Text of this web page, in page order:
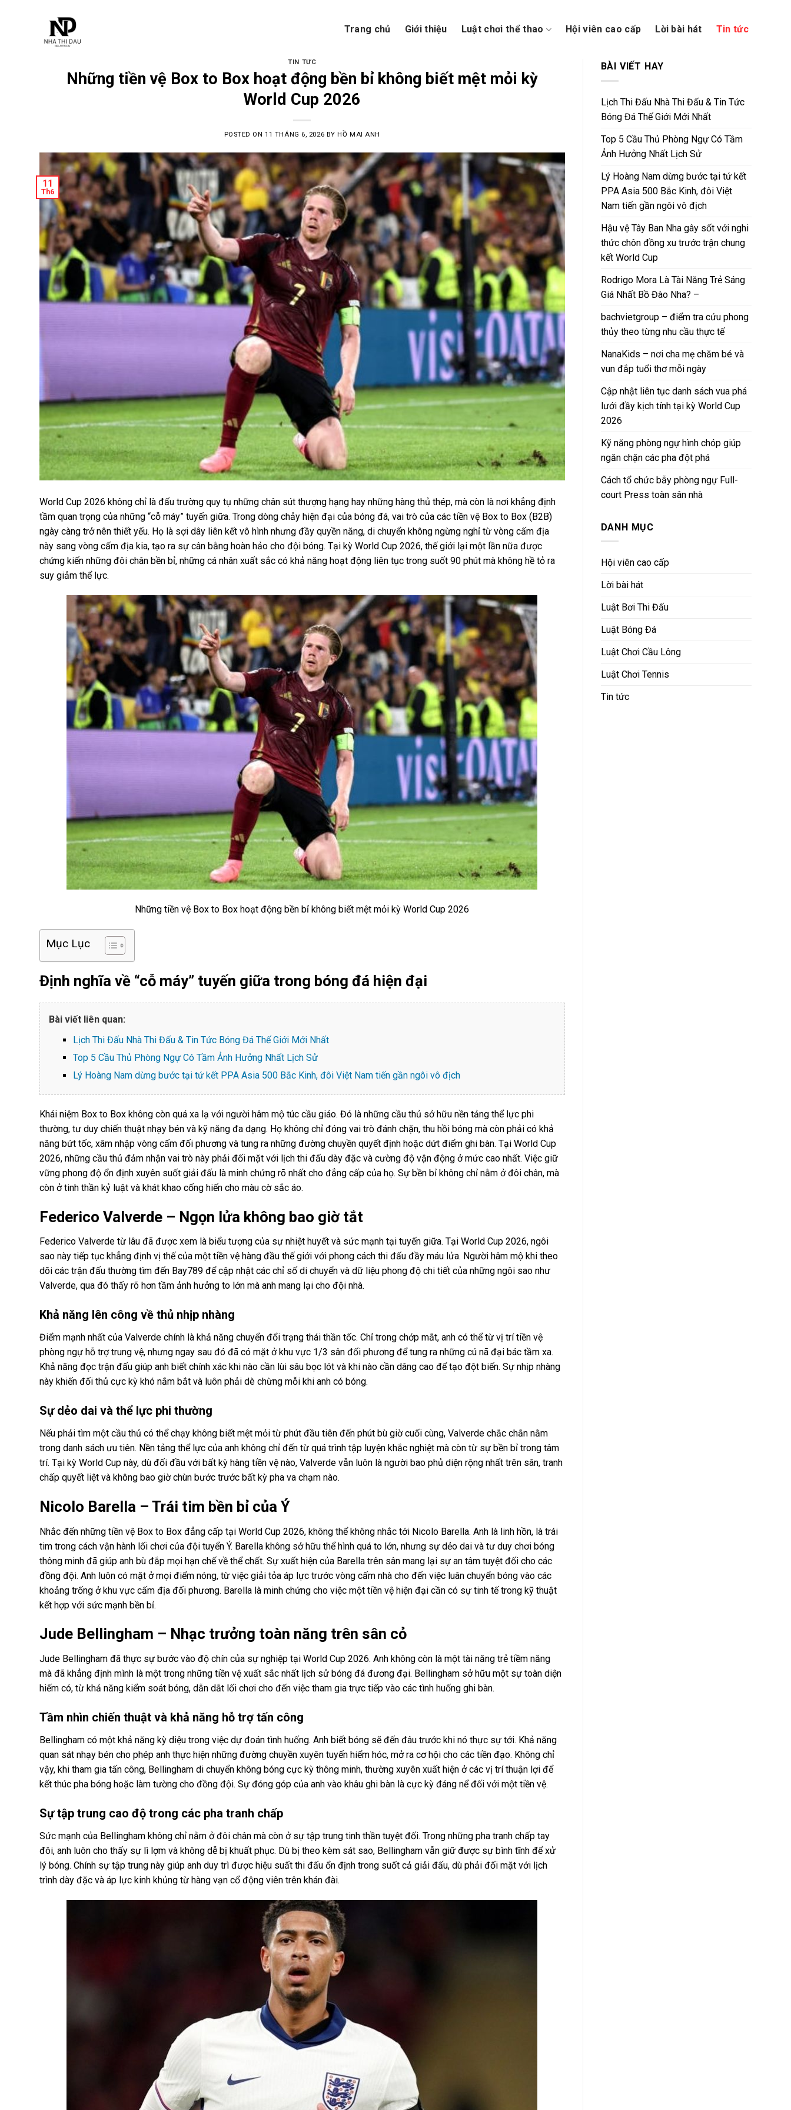
Trang chủ Giới thiệu Luật chơi thể thao Hội viên cao cấp Lời bài hát Tin tức
TIN TỨC
Những tiền vệ Box to Box hoạt động bền bỉ không biết mệt mỏi kỳ
World Cup 2026
POSTED ON11 THÁNG 6, 2026 BYHỒ MAI ANH
11
Th6
World Cup 2026 không chỉ là đấu trường quy tụ những chân sút thượng hạng hay những hàng thủ thép, mà còn là nơi khẳng định
tầm quan trọng của những “cỗ máy” tuyến giữa. Trong dòng chảy hiện đại của bóng đá, vai trò của các tiền vệ Box to Box (B2B)
ngày càng trở nên thiết yếu. Họ là sợi dây liên kết vô hình nhưng đầy quyền năng, di chuyển không ngừng nghỉ từ vòng cấm địa
này sang vòng cấm địa kia, tạo ra sự cân bằng hoàn hảo cho đội bóng. Tại kỳ World Cup 2026, thế giới lại một lần nữa được
chứng kiến những đôi chân bền bỉ, những cá nhân xuất sắc có khả năng hoạt động liên tục trong suốt 90 phút mà không hề tỏ ra
suy giảm thể lực.
Những tiền vệ Box to Box hoạt động bền bỉ không biết mệt mỏi kỳ World Cup 2026
Mục Lục
Định nghĩa về “cỗ máy” tuyến giữa trong bóng đá hiện đại
Bài viết liên quan:
Lịch Thi Đấu Nhà Thi Đấu & Tin Tức Bóng Đá Thế Giới Mới Nhất
Top 5 Cầu Thủ Phòng Ngự Có Tầm Ảnh Hưởng Nhất Lịch Sử
Lý Hoàng Nam dừng bước tại tứ kết PPA Asia 500 Bắc Kinh, đôi Việt Nam tiến gần ngôi vô địch
Khái niệm Box to Box không còn quá xa lạ với người hâm mộ túc cầu giáo. Đó là những cầu thủ sở hữu nền tảng thể lực phi
thường, tư duy chiến thuật nhạy bén và kỹ năng đa dạng. Họ không chỉ đóng vai trò đánh chặn, thu hồi bóng mà còn phải có khả
năng bứt tốc, xâm nhập vòng cấm đối phương và tung ra những đường chuyền quyết định hoặc dứt điểm ghi bàn. Tại World Cup
2026, những cầu thủ đảm nhận vai trò này phải đối mặt với lịch thi đấu dày đặc và cường độ vận động ở mức cao nhất. Việc giữ
vững phong độ ổn định xuyên suốt giải đấu là minh chứng rõ nhất cho đẳng cấp của họ. Sự bền bỉ không chỉ nằm ở đôi chân, mà
còn ở tinh thần kỷ luật và khát khao cống hiến cho màu cờ sắc áo.
Federico Valverde – Ngọn lửa không bao giờ tắt
Federico Valverde từ lâu đã được xem là biểu tượng của sự nhiệt huyết và sức mạnh tại tuyến giữa. Tại World Cup 2026, ngôi
sao này tiếp tục khẳng định vị thế của một tiền vệ hàng đầu thế giới với phong cách thi đấu đầy máu lửa. Người hâm mộ khi theo
dõi các trận đấu thường tìm đến Bay789 để cập nhật các chỉ số di chuyển và dữ liệu phong độ chi tiết của những ngôi sao như
Valverde, qua đó thấy rõ hơn tầm ảnh hưởng to lớn mà anh mang lại cho đội nhà.
Khả năng lên công về thủ nhịp nhàng
Điểm mạnh nhất của Valverde chính là khả năng chuyển đổi trạng thái thần tốc. Chỉ trong chớp mắt, anh có thể từ vị trí tiền vệ
phòng ngự hỗ trợ trung vệ, nhưng ngay sau đó đã có mặt ở khu vực 1/3 sân đối phương để tung ra những cú nã đại bác tầm xa.
Khả năng đọc trận đấu giúp anh biết chính xác khi nào cần lùi sâu bọc lót và khi nào cần dâng cao để tạo đột biến. Sự nhịp nhàng
này khiến đối thủ cực kỳ khó nắm bắt và luôn phải dè chừng mỗi khi anh có bóng.
Sự dẻo dai và thể lực phi thường
Nếu phải tìm một cầu thủ có thể chạy không biết mệt mỏi từ phút đầu tiên đến phút bù giờ cuối cùng, Valverde chắc chắn nằm
trong danh sách ưu tiên. Nền tảng thể lực của anh không chỉ đến từ quá trình tập luyện khắc nghiệt mà còn từ sự bền bỉ trong tâm
trí. Tại kỳ World Cup này, dù đối đầu với bất kỳ hàng tiền vệ nào, Valverde vẫn luôn là người bao phủ diện rộng nhất trên sân, tranh
chấp quyết liệt và không bao giờ chùn bước trước bất kỳ pha va chạm nào.
Nicolo Barella – Trái tim bền bỉ của Ý
Nhắc đến những tiền vệ Box to Box đẳng cấp tại World Cup 2026, không thể không nhắc tới Nicolo Barella. Anh là linh hồn, là trái
tim trong cách vận hành lối chơi của đội tuyển Ý. Barella không sở hữu thể hình quá to lớn, nhưng sự dẻo dai và tư duy chơi bóng
thông minh đã giúp anh bù đắp mọi hạn chế về thể chất. Sự xuất hiện của Barella trên sân mang lại sự an tâm tuyệt đối cho các
đồng đội. Anh luôn có mặt ở mọi điểm nóng, từ việc giải tỏa áp lực trước vòng cấm nhà cho đến việc luân chuyển bóng vào các
khoảng trống ở khu vực cấm địa đối phương. Barella là minh chứng cho việc một tiền vệ hiện đại cần có sự tinh tế trong kỹ thuật
kết hợp với sức mạnh bền bỉ.
Jude Bellingham – Nhạc trưởng toàn năng trên sân cỏ
Jude Bellingham đã thực sự bước vào độ chín của sự nghiệp tại World Cup 2026. Anh không còn là một tài năng trẻ tiềm năng
mà đã khẳng định mình là một trong những tiền vệ xuất sắc nhất lịch sử bóng đá đương đại. Bellingham sở hữu một sự toàn diện
hiếm có, từ khả năng kiểm soát bóng, dẫn dắt lối chơi cho đến việc tham gia trực tiếp vào các tình huống ghi bàn.
Tầm nhìn chiến thuật và khả năng hỗ trợ tấn công
Bellingham có một khả năng kỳ diệu trong việc dự đoán tình huống. Anh biết bóng sẽ đến đâu trước khi nó thực sự tới. Khả năng
quan sát nhạy bén cho phép anh thực hiện những đường chuyền xuyên tuyến hiểm hóc, mở ra cơ hội cho các tiền đạo. Không chỉ
vậy, khi tham gia tấn công, Bellingham di chuyển không bóng cực kỳ thông minh, thường xuyên xuất hiện ở các vị trí thuận lợi để
kết thúc pha bóng hoặc làm tường cho đồng đội. Sự đóng góp của anh vào khâu ghi bàn là cực kỳ đáng nể đối với một tiền vệ.
Sự tập trung cao độ trong các pha tranh chấp
Sức mạnh của Bellingham không chỉ nằm ở đôi chân mà còn ở sự tập trung tinh thần tuyệt đối. Trong những pha tranh chấp tay
đôi, anh luôn cho thấy sự lì lợm và không dễ bị khuất phục. Dù bị theo kèm sát sao, Bellingham vẫn giữ được sự bình tĩnh để xử
lý bóng. Chính sự tập trung này giúp anh duy trì được hiệu suất thi đấu ổn định trong suốt cả giải đấu, dù phải đối mặt với lịch
trình dày đặc và áp lực kinh khủng từ hàng vạn cổ động viên trên khán đài.
BÀI VIẾT HAY
Lịch Thi Đấu Nhà Thi Đấu & Tin Tức
Bóng Đá Thế Giới Mới Nhất
Top 5 Cầu Thủ Phòng Ngự Có Tầm
Ảnh Hưởng Nhất Lịch Sử
Lý Hoàng Nam dừng bước tại tứ kết
PPA Asia 500 Bắc Kinh, đôi Việt
Nam tiến gần ngôi vô địch
Hậu vệ Tây Ban Nha gây sốt với nghi
thức chôn đồng xu trước trận chung
kết World Cup
Rodrigo Mora Là Tài Năng Trẻ Sáng
Giá Nhất Bồ Đào Nha? –
bachvietgroup – điểm tra cứu phong
thủy theo từng nhu cầu thực tế
NanaKids – nơi cha mẹ chăm bé và
vun đắp tuổi thơ mỗi ngày
Cập nhật liên tục danh sách vua phá
lưới đầy kịch tính tại kỳ World Cup
2026
Kỹ năng phòng ngự hình chóp giúp
ngăn chặn các pha đột phá
Cách tổ chức bẫy phòng ngự Full-
court Press toàn sân nhà
DANH MỤC
Hội viên cao cấp
Lời bài hát
Luật Bơi Thi Đấu
Luật Bóng Đá
Luật Chơi Cầu Lông
Luật Chơi Tennis
Tin tức